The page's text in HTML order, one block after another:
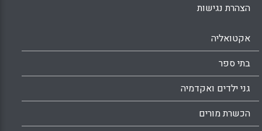
הצהרת נגישות
אקטואליה
בתי ספר
גני ילדים ואקדמיה
הכשרת מורים